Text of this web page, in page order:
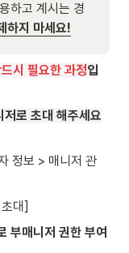
하고 계시는 경
하지 마세요!
시 필요한 과정입
로 초대 해주세요
정보 > 매니저 관
대]
매니저 권한 부여